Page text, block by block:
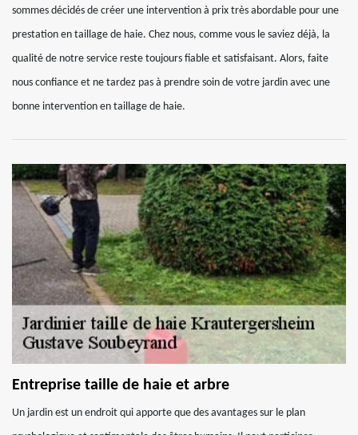
sommes décidés de créer une intervention à prix très abordable pour une
prestation en taillage de haie. Chez nous, comme vous le saviez déjà, la
qualité de notre service reste toujours fiable et satisfaisant. Alors, faite
nous confiance et ne tardez pas à prendre soin de votre jardin avec une
bonne intervention en taillage de haie.
Entreprise taille de haie et arbre
Un jardin est un endroit qui apporte que des avantages sur le plan